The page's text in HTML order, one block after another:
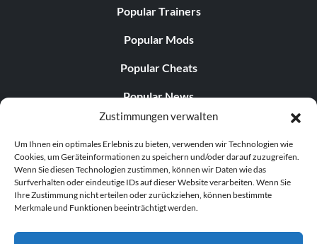
Zustimmungen verwalten
Um Ihnen ein optimales Erlebnis zu bieten, verwenden wir Technologien wie
Cookies, um Geräteinformationen zu speichern und/oder darauf zuzugreifen.
Wenn Sie diesen Technologien zustimmen, können wir Daten wie das
Surfverhalten oder eindeutige IDs auf dieser Website verarbeiten. Wenn Sie
Ihre Zustimmung nicht erteilen oder zurückziehen, können bestimmte
Merkmale und Funktionen beeinträchtigt werden.
Popular Trainers
Popular Mods
Popular Cheats
Popular News
Popular Editorials
Popular Free Games
LATEST UPDATES